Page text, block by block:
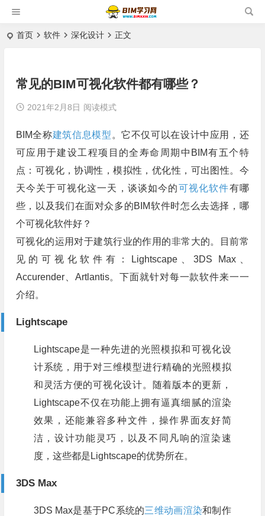
首页 软件 深化设计 正文
常见的BIM可视化软件都有哪些？
2021年2月8日 阅读模式
BIM全称建筑信息模型 。它不仅可以在设计中应用，还
可应用于建设工程项目的全寿命周期中BIM有五个特
点：可视化，协调性，模拟性，优化性，可出图性。今
天今关于可视化这一天，谈谈如今的可视化软件有哪
些，以及我们在面对众多的BIM软件时怎么去选择，哪
个可视化软件好？
可视化的运用对于建筑行业的作用的非常大的。目前常
见的可视化软件有：Lightscape、3DS Max、
Accurender、Artlantis。下面就针对每一款软件来一一
介绍。
Lightscape
Lightscape是一种先进的光照模拟和可视化设
计系统，用于对三维模型进行精确的光照模拟
和灵活方便的可视化设计。随着版本的更新，
Lightscape不仅在功能上拥有逼真细腻的渲染
效果，还能兼容多种文件，操作界面友好简
洁，设计功能灵巧，以及不同凡响的渲染速
度，这些都是Lightscape的优势所在。
3DS Max
3DS Max是基于PC系统的三维动画渲染和制作